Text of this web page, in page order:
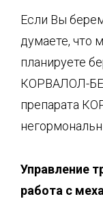
Если Вы
думаете, что
планируете
КОРВАЛОЛ-
препарата
Управление
работа с